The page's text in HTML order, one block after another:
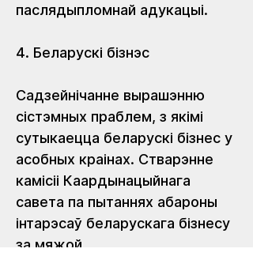
паслядыпломнай адукацыі.
4. Беларускі бізнэс
Садзейнічанне вырашэнню
сістэмных праблем, з якімі
сутыкаецца беларускі бізнес у
асобных краінах. Стварэнне
камісіі Каардынацыйнага
савета па пытаннях абароны
інтарэсаў беларускага бізнесу
за мяжой.